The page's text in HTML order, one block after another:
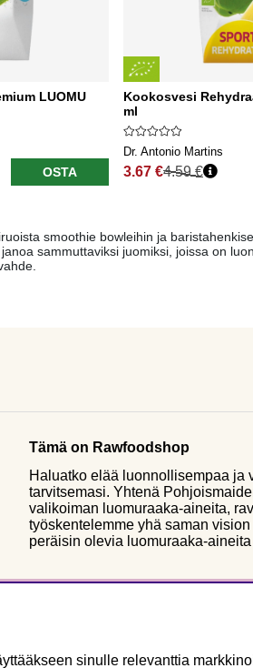
LUOMU
OSTA
Kookosvesi
ml
Dr. Antonio Martins
3.67 €
Normaali hinta
4.59 €
smoothie bowleihin ja
sammuttaviksi juomiksi, joissa on
Tämä on Rawfoodshop
Haluatko elää luonnollisempaa ja
tarvitsemasi. Yhtenä
valikoiman luomuraaka-aineita,
työskentelemme yhä saman
peräisin olevia luomuraaka-
sinulle relevanttia